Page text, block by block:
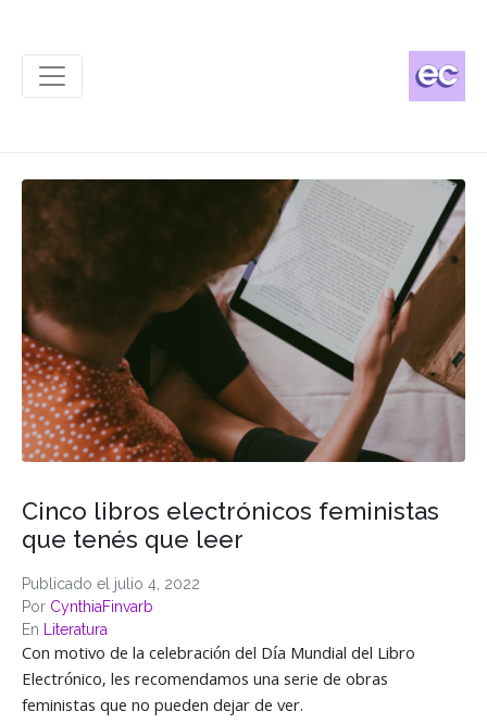
Publicado el julio 4, 2022
Por CynthiaFinvarb
En
Literatura
Cinco libros electrónicos feministas
que tenés que leer
Con motivo de la celebración del Día Mundial del Libro
Electrónico, les recomendamos una serie de obras
feministas que no pueden dejar de ver.